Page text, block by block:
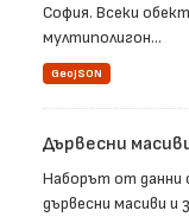
София. Всеки
мултиполигон...
GeoJSON
Дървесни
Наборът от данни
дървесни масиви